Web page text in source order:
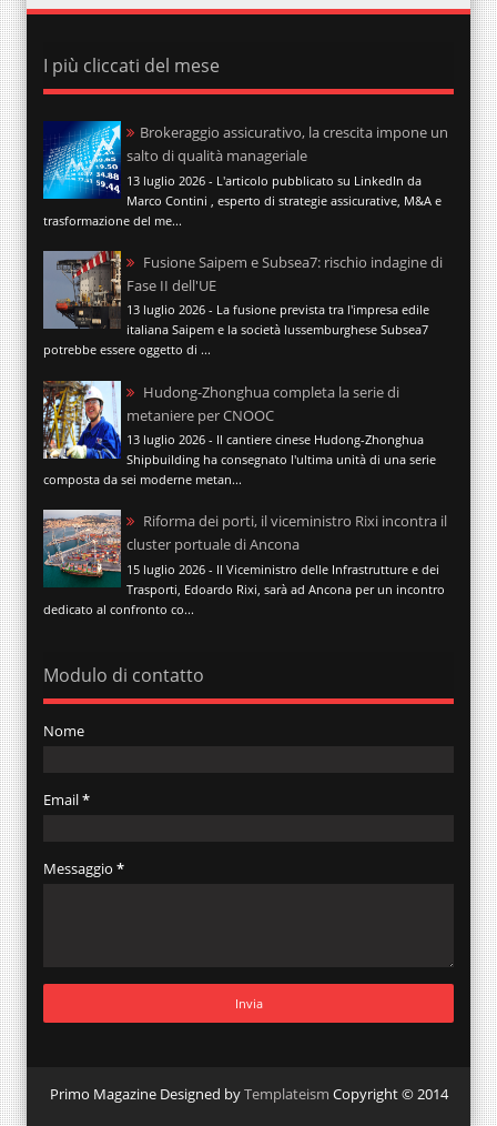
I più cliccati del mese
Brokeraggio assicurativo, la crescita impone un
salto di qualità manageriale
13 luglio 2026 - L'articolo pubblicato su LinkedIn da
Marco Contini , esperto di strategie assicurative, M&A e
trasformazione del me...
Fusione Saipem e Subsea7: rischio indagine di
Fase II dell'UE
13 luglio 2026 - La fusione prevista tra l'impresa edile
italiana Saipem e la società lussemburghese Subsea7
potrebbe essere oggetto di ...
Hudong-Zhonghua completa la serie di
metaniere per CNOOC
13 luglio 2026 - Il cantiere cinese Hudong-Zhonghua
Shipbuilding ha consegnato l'ultima unità di una serie
composta da sei moderne metan...
Riforma dei porti, il viceministro Rixi incontra il
cluster portuale di Ancona
15 luglio 2026 - Il Viceministro delle Infrastrutture e dei
Trasporti, Edoardo Rixi, sarà ad Ancona per un incontro
dedicato al confronto co...
Modulo di contatto
Nome
Email*
Messaggio *
Primo Magazine Designed byTemplateism Copyright © 2014